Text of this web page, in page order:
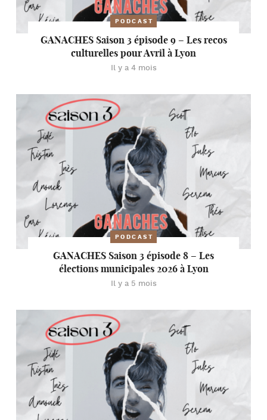
PODCAST
GANACHES Saison 3 épisode 9 – Les recos
culturelles pour Avril à Lyon
Il y a 4 mois
PODCAST
GANACHES Saison 3 épisode 8 – Les
élections municipales 2026 à Lyon
Il y a 5 mois